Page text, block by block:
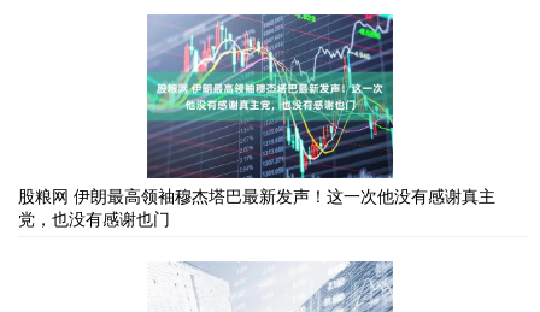
股粮网 伊朗最高领袖穆杰塔巴最新发声！这一次他没有感谢真主
党，也没有感谢也门